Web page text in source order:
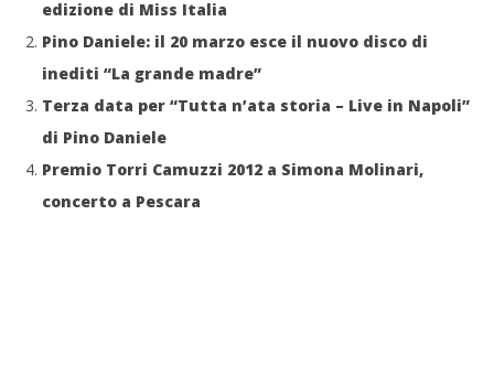
edizione di Miss Italia
Pino Daniele: il 20 marzo esce il nuovo disco di
inediti “La grande madre”
Terza data per “Tutta n’ata storia – Live in Napoli”
di Pino Daniele
Premio Torri Camuzzi 2012 a Simona Molinari,
concerto a Pescara